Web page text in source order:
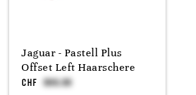
Jaguar - Pastell Plus
Offset Left Haarschere
CHF